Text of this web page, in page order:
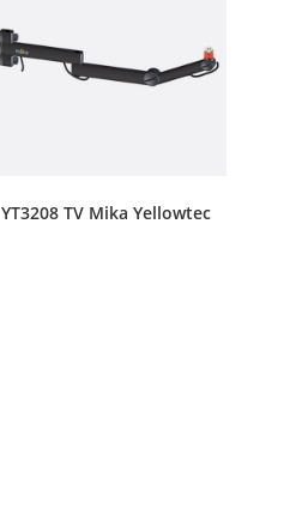
YT3208 TV Mika Yellowtec